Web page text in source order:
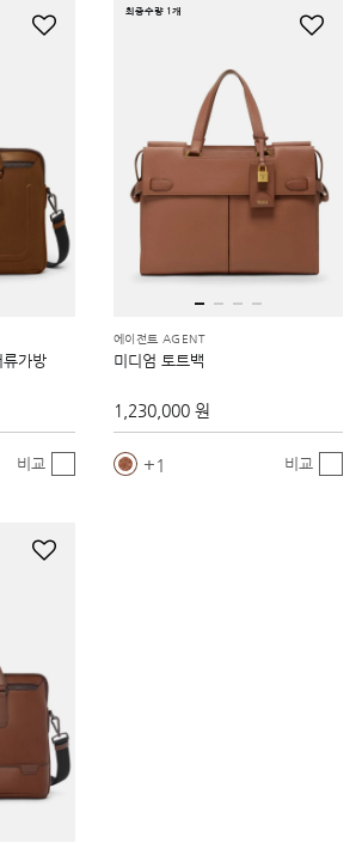
가방
비교
최종수량 1개
에이전트 AGENT
미디엄 토트백
1,230,000 원
1 비교